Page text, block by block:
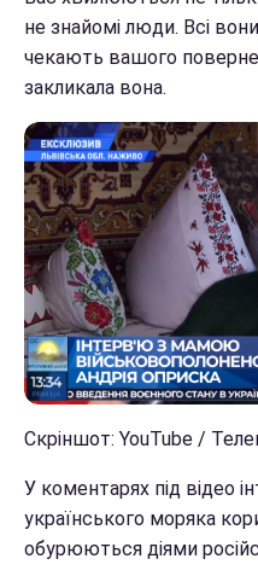
не знайомі люди. Всі
чекають вашого
закликала вона.
Скріншот: YouTube /
У коментарях під відео
українського моряка
обурюються діями